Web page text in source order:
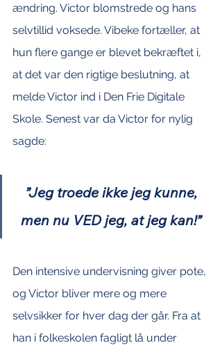
ændring. Victor blomstrede og hans
selvtillid voksede. Vibeke fortæller, at
hun flere gange er blevet bekræftet i,
at det var den rigtige beslutning, at
melde Victor ind i Den Frie Digitale
Skole. Senest var da Victor for nylig
sagde:
”Jeg troede ikke jeg kunne,
men nu VED jeg, at jeg kan!”
Den intensive undervisning giver pote,
og Victor bliver mere og mere
selvsikker for hver dag der går. Fra at
han i folkeskolen fagligt lå under